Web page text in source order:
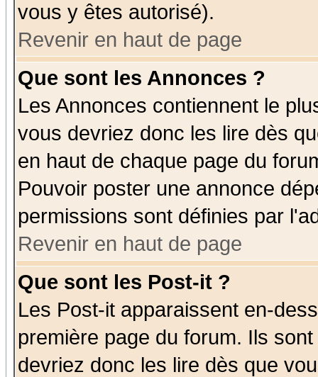
vous y êtes autorisé).
Revenir en haut de page
Que sont les Annonces ?
Les Annonces contiennent le
vous devriez donc les lire dès
en haut de chaque page du
Pouvoir poster une annonce
permissions sont définies par
Revenir en haut de page
Que sont les Post-it ?
Les Post-it apparaissent en-
première page du forum. Ils
devriez donc les lire dès que